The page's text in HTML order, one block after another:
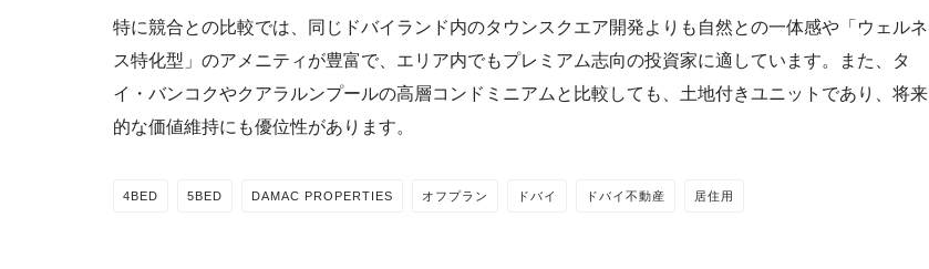
特に競合との比較では、同じドバイランド内のタウンスクエア開発よりも自然との一体感や「ウェルネ
ス特化型」のアメニティが豊富で、エリア内でもプレミアム志向の投資家に適しています。また、タ
イ・バンコクやクアラルンプールの高層コンドミニアムと比較しても、土地付きユニットであり、将来
的な価値維持にも優位性があります。
4BED 5BED DAMAC PROPERTIES オフプラン ドバイ ドバイ不動産 居住用